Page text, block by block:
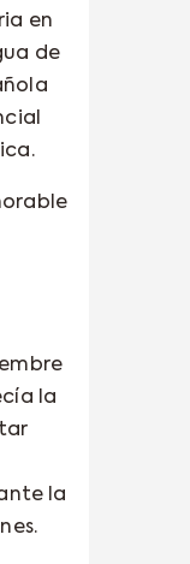
en
de
la
la